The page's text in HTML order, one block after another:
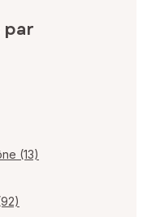
par
(13)